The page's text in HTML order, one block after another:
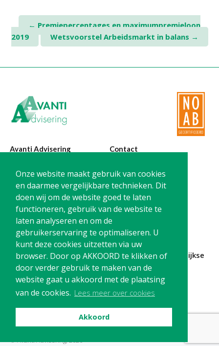
Onze website maakt gebruik van cookies
en daarmee vergelijkbare technieken. Dit
doen wij om de website goed te laten
functioneren, gebruik van de website te
laten analyseren en om de
gebruikerservaring te optimaliseren. U
kunt deze cookies uitzetten via uw
browser. Door op AKKOORD te klikken of
door verder gebruik te maken van de
website gaat u akkoord met de plaatsing
van de cookies. Lees meer over cookies
Akkoord
Post
navigation
← Premiepercentages en maximumpremieloon
2019
Wetsvoorstel Arbeidsmarkt in balans →
Avanti Advisering
Poelstraat 4
1441 RR Purmerend
Contact
T: 0299-420870
@:
info@avanti-
advisering.nl
BTW: NL861212733B01
Blijf op de hoogte en schrijf je in voor onze maandelijkse
nieuwsbrief
Schrijf me in!
Privacy Cookies
Disclaimer
© Avanti Advisering, 2026